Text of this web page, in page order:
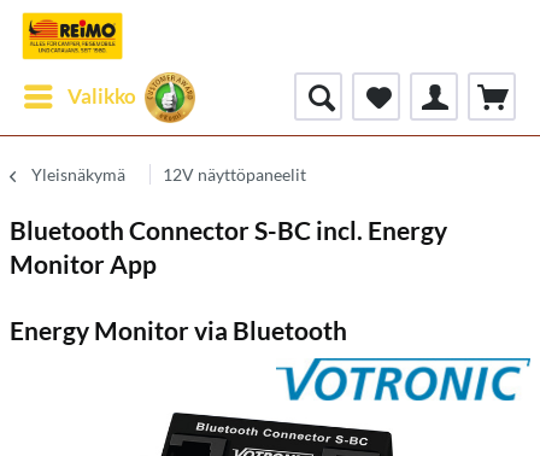
Valikko
Yleisnäkymä 12V näyttöpaneelit
Bluetooth Connector S-BC incl. Energy
Monitor App
Energy Monitor via Bluetooth